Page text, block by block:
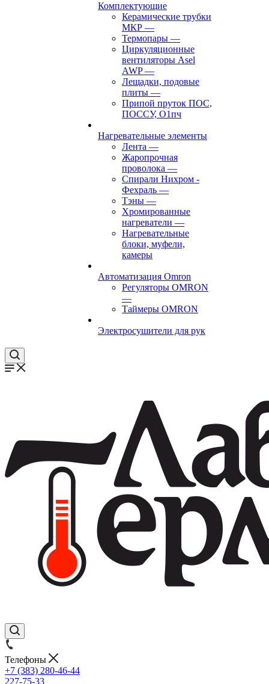
Комплектующие
Керамические трубки
МКР —
Термопары —
Циркуляционные
вентиляторы Asel
AWP—
Лещадки, подовые
плиты —
Припой пруток ПОС,
ПОССУ, О1пч
Нагревательные элементы
Лента —
Жаропрочная
проволока —
Спирали Нихром -
Фехраль —
Тэны —
Хромированные
нагреватели —
Нагревательные
блоки, муфели,
камеры
Автоматизация Omron
Регуляторы OMRON
—
Таймеры OMRON
Электросушители для рук
Телефоны
+7 (383) 280-46-44
227-75-33